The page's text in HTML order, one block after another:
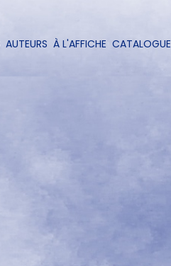
contenu
AUTEURS À L'AFFICHE CATALOGUE